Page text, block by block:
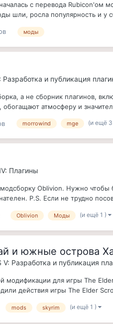
с перевода Rubicon'ом
шли, росла популярность и у
моды
Разработка и публикация
а не сборник плагинов,
обогащают атмосферу и
morrowind mge (и ещё 3
Плагины
Oblivion. Нужно
P.S. Если не трудно
Oblivion Моды (и ещё 1 )
и южные острова
V: Разработка и публикация
модификации для игры The
действия игры The Elder
mods skyrim (и ещё 1 )